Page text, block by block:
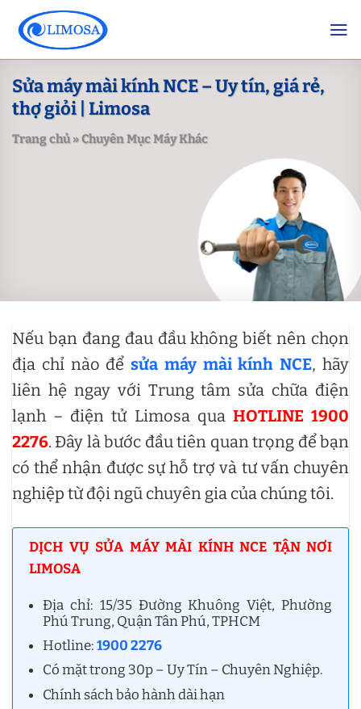
content
Sửa máy mài kính NCE – Uy tín, giá rẻ,
thợ giỏi | Limosa
Trang chủ»Chuyên Mục Máy Khác
Nếu bạn đang đau đầu không biết nên chọn
địa chỉ nào đểsửa máy mài kính NCE, hãy
liên hệ ngay với Trung tâm sửa chữa điện
lạnh – điện tử Limosa qua HOTLINE 1900
2276. Đây là bước đầu tiên quan trọng để bạn
có thể nhận được sự hỗ trợ và tư vấn chuyên
nghiệp từ đội ngũ chuyên gia của chúng tôi.
DỊCH VỤ SỬA MÁY MÀI KÍNH NCE TẬN NƠI
LIMOSA
Địa chỉ: 15/35 Đường Khuông Việt, Phường
Phú Trung, Quận Tân Phú, TPHCM
Hotline:1900 2276
Có mặt trong 30p – Uy Tín – Chuyên Nghiệp.
Chính sách bảo hành dài hạn